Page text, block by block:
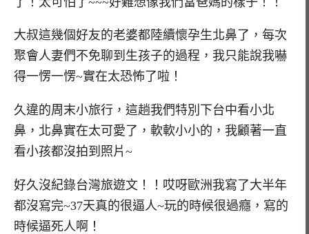
大叔這幾個好友的老婆都陸續懷孕生北鼻了，每次
聚會人妻們不免聊到生孩子的過程，我只能說我嚇
得一愣一愣~實在太恐怖了啦！
久違的周末小旅行，這趟我們特別下台中看小北
鼻，北鼻實在太可愛了，軟軟小小的，我顧著一直
看小孩都沒拍到照片~
好久沒紀錄台灣旅遊文！！哎呀歐洲我寫了大半年
都沒寫完~37天真的很逼人~玩的時候很過癮，寫的
時候逼死人啊！